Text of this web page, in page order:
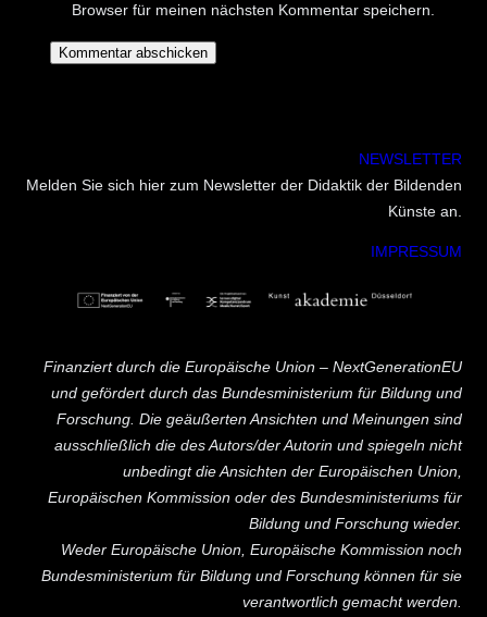
Browser für meinen nächsten Kommentar speichern.
NEWSLETTER
Melden Sie sich hier zum Newsletter der Didaktik der Bildenden
Künste an.
IMPRESSUM
Finanziert durch die Europäische Union – NextGenerationEU
und gefördert durch das Bundesministerium für Bildung und
Forschung. Die geäußerten Ansichten und Meinungen sind
ausschließlich die des Autors/der Autorin und spiegeln nicht
unbedingt die Ansichten der Europäischen Union,
Europäischen Kommission oder des Bundesministeriums für
Bildung und Forschung wieder.
Weder Europäische Union, Europäische Kommission noch
Bundesministerium für Bildung und Forschung können für sie
verantwortlich gemacht werden.